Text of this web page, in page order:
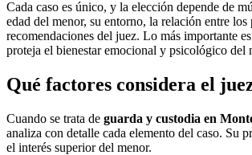
Cada caso es único, y la elección depende de
edad del menor, su entorno, la relación entre los
recomendaciones del juez. Lo más importante
proteja el bienestar emocional y psicológico del
Qué factores considera el
Cuando se trata de guarda y custodia en
analiza con detalle cada elemento del caso. Su
el interés superior del menor.